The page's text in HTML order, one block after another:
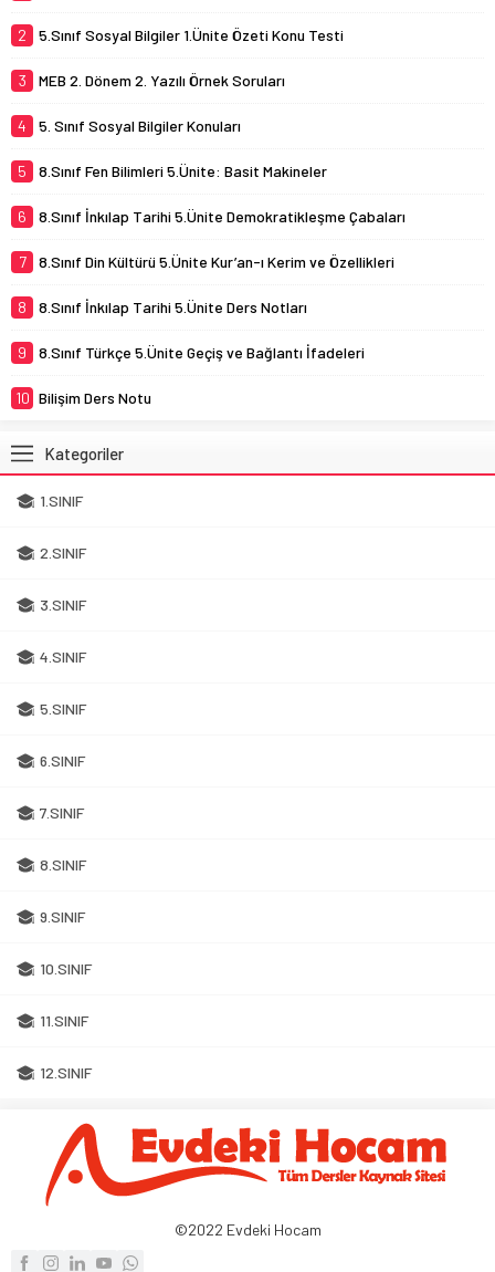
2 5.Sınıf Sosyal Bilgiler 1.Ünite Özeti Konu Testi
3 MEB 2. Dönem 2. Yazılı Örnek Soruları
4 5. Sınıf Sosyal Bilgiler Konuları
5 8.Sınıf Fen Bilimleri 5.Ünite: Basit Makineler
6 8.Sınıf İnkılap Tarihi 5.Ünite Demokratikleşme Çabaları
7 8.Sınıf Din Kültürü 5.Ünite Kur’an-ı Kerim ve Özellikleri
8 8.Sınıf İnkılap Tarihi 5.Ünite Ders Notları
9 8.Sınıf Türkçe 5.Ünite Geçiş ve Bağlantı İfadeleri
10 Bilişim Ders Notu
Kategoriler
1.SINIF
2.SINIF
3.SINIF
4.SINIF
5.SINIF
6.SINIF
7.SINIF
8.SINIF
9.SINIF
10.SINIF
11.SINIF
12.SINIF
©2022 Evdeki Hocam